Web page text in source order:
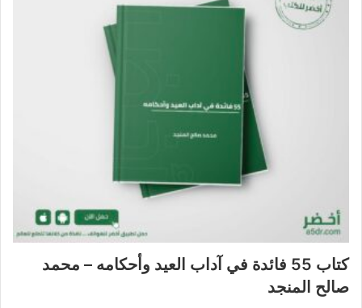
كتاب 55 فائدة في آداب العيد وأحكامه – محمد
صالح المنجد